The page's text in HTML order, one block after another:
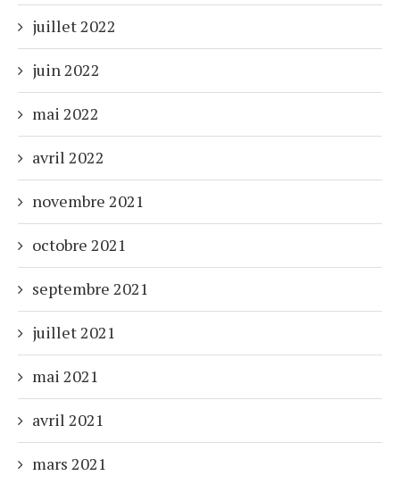
juillet 2022
juin 2022
mai 2022
avril 2022
novembre 2021
octobre 2021
septembre 2021
juillet 2021
mai 2021
avril 2021
mars 2021